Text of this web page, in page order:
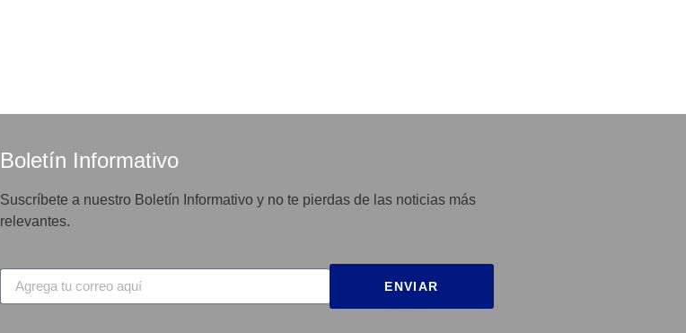
Boletín Informativo
Suscríbete a nuestro Boletín Informativo y no te pierdas de las noticias más
relevantes.
ENVIAR